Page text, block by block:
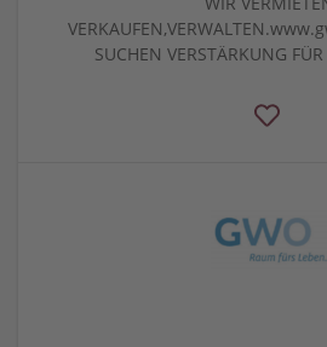
SUCHEN VERSTÄRKUNG